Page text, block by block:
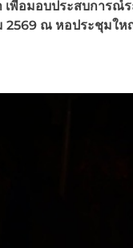
เพื่อมอบประสบการณ์
2569 ณ หอประชุมใ